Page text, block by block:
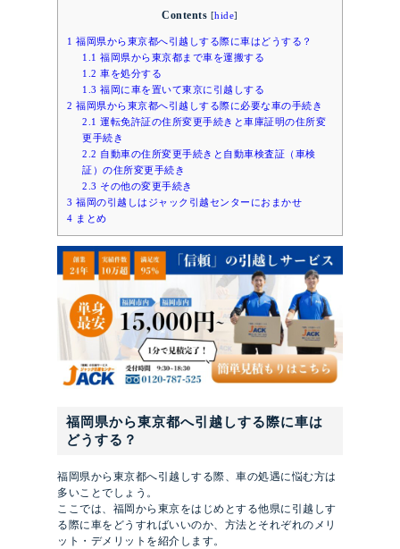
Contents [hide]
1 福岡県から東京都へ引越しする際に車はどうする？
1.1 福岡県から東京都まで車を運搬する
1.2 車を処分する
1.3 福岡に車を置いて東京に引越しする
2 福岡県から東京都へ引越しする際に必要な車の手続き
2.1 運転免許証の住所変更手続きと車庫証明の住所変
更手続き
2.2 自動車の住所変更手続きと自動車検査証（車検
証）の住所変更手続き
2.3 その他の変更手続き
3 福岡の引越しはジャック引越センターにおまかせ
4 まとめ
福岡県から東京都へ引越しする際に車は
どうする？
福岡県から東京都へ引越しする際、車の処遇に悩む方は
多いことでしょう。
ここでは、福岡から東京をはじめとする他県に引越しす
る際に車をどうすればいいのか、方法とそれぞれのメリ
ット・デメリットを紹介します。